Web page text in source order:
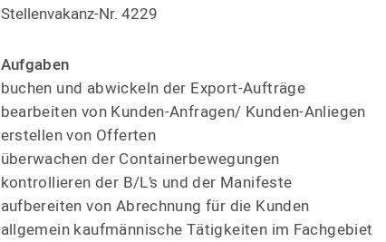
Stellen­vakanz-Nr. 4229
Aufgaben
buchen und abwickeln der Export-Aufträge
bearbeiten von Kunden-Anfragen/ Kunden-Anliegen
erstellen von Offerten
überwachen der Contai­ner­be­we­gungen
kontrol­lieren der B/L’s und der Manifeste
aufbereiten von Abrechnung für die Kunden
allgemein kaufmän­nische Tätigkeiten im Fachgebiet